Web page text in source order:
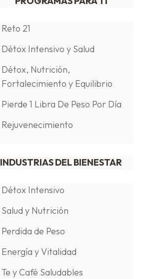
Reto 21
Détox Intensivo y Salud
Détox, Nutrición,
Fortalecimiento y Equilibrio
Pierde 1 Libra De Peso Por Día
Rejuvenecimiento
INDUSTRIAS DEL BIENESTAR
Détox Intensivo
Salud y Nutrición
Perdida de Peso
Energía y Vitalidad
Te y Café Saludables